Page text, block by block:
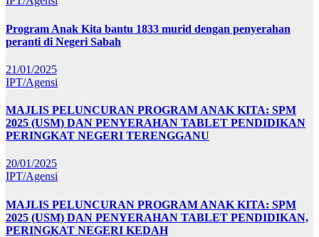
Program Anak Kita bantu 1833 murid dengan penyerahan
peranti di Negeri Sabah
21/01/2025
IPT/Agensi
MAJLIS PELUNCURAN PROGRAM ANAK KITA: SPM
2025 (USM) DAN PENYERAHAN TABLET PENDIDIKAN
PERINGKAT NEGERI TERENGGANU
20/01/2025
IPT/Agensi
MAJLIS PELUNCURAN PROGRAM ANAK KITA: SPM
2025 (USM) DAN PENYERAHAN TABLET PENDIDIKAN,
PERINGKAT NEGERI KEDAH